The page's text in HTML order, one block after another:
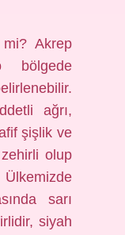
Akrep
bölgede
ağrı,
şişlik ve
zehirli olup
sarı
siyah